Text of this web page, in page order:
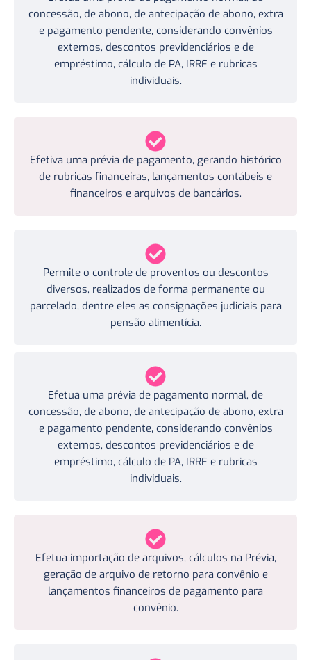
concessão, de abono, de antecipação de abono, extra
e pagamento pendente, considerando convênios
externos, descontos previdenciários e de
empréstimo, cálculo de PA, IRRF e rubricas
individuais.
Efetiva uma prévia de pagamento, gerando histórico
de rubricas financeiras, lançamentos contábeis e
financeiros e arquivos de bancários.
Permite o controle de proventos ou descontos
diversos, realizados de forma permanente ou
parcelado, dentre eles as consignações judiciais para
pensão alimentícia.
Efetua uma prévia de pagamento normal, de
concessão, de abono, de antecipação de abono, extra
e pagamento pendente, considerando convênios
externos, descontos previdenciários e de
empréstimo, cálculo de PA, IRRF e rubricas
individuais.
Efetua importação de arquivos, cálculos na Prévia,
geração de arquivo de retorno para convênio e
lançamentos financeiros de pagamento para
convênio.